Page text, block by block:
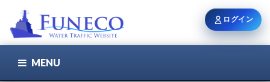
MENU
ログイン